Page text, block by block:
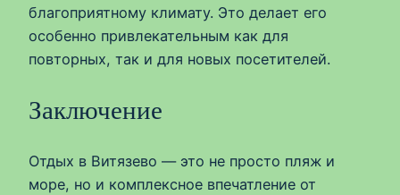
благоприятному климату. Это делает его
особенно привлекательным как для
повторных, так и для новых посетителей.
Заключение
Отдых в Витязево — это не просто пляж и
море, но и комплексное впечатление от